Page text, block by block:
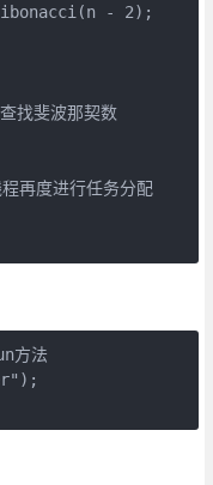
- 2);
找斐波那契数
再度进行任务分配
方法